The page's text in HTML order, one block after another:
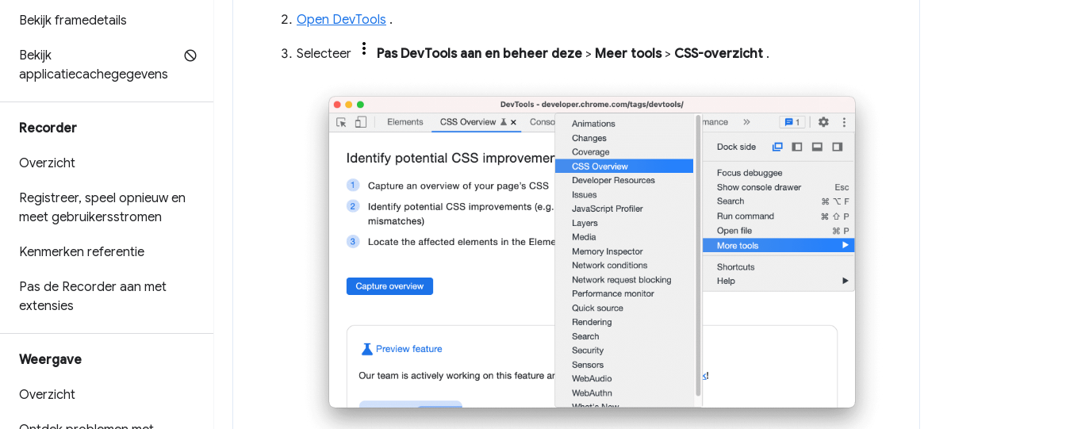
Bekijk framedetails
Bekijk
applicatiecachegegevens
Recorder
Overzicht
Registreer, speel opnieuw en
meet gebruikersstromen
Kenmerken referentie
Pas de Recorder aan met
extensies
Weergave
Overzicht
Open DevTools .
Selecteer Pas DevTools aan en beheer deze > Meer tools> CSS-overzicht .